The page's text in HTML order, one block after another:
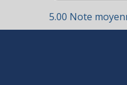
5.00 Note